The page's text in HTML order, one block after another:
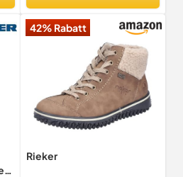
42% Rabatt
Rieker